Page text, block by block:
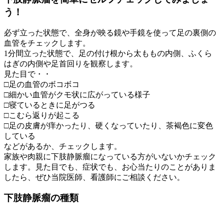
う！
必ず立った状態で、全身が映る鏡や手鏡を使って足の裏側の
血管をチェックします。
1分間立った状態で、足の付け根から太ももの内側、ふくら
はぎの内側や足首回りを観察します。
見た目で・・
□足の血管のボコボコ
□細かい血管がクモ状に広がっている様子
□寝ているときに足がつる
□こむら返りが起こる
□足の皮膚が痒かったり、硬くなっていたり、茶褐色に変色
している
などがあるか、チェックします。
家族や肉親に下肢静脈瘤になっている方がいないかチェック
します。見た目でも、症状でも、お心当たりのことがありま
したら、ぜひ当院医師、看護師にご相談ください。
下肢静脈瘤の種類